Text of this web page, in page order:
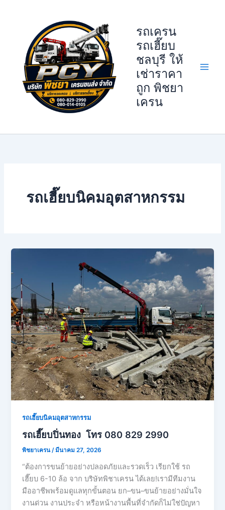
รถเครน
รถเฮี๊ยบ
ชลบุรี ให้
เช่าราคา
ถูก พิชยา
เครน
รถเฮี๊ยบนิคมอุตสาหกรรม
รถเฮี๊ยบนิคมอุตสาหกรรม
รถเฮี๊ยบปิ่นทอง โทร 080 829 2990
พิชยาเครน/มีนาคม 27, 2026
“ต้องการขนย้ายอย่างปลอดภัยและรวดเร็ว เรียกใช้ รถ
เฮี๊ยบ 6-10 ล้อ จาก บริษัทพิชาเครน ได้เลย!เรามีทีมงาน
มืออาชีพพร้อมดูแลทุกขั้นตอน ยก–ขน–ขนย้ายอย่างมั่นใจ
งานด่วน งานประจำ หรือหน้างานพื้นที่จำกัดก็ไม่ใช่ปัญหา